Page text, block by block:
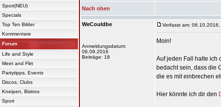
Sport(NEU)
Specials
Top Ten Bilder
Kommentare
Forum
Life and Style
Meet and Flirt
Partytipps, Events
Discos, Clubs
Kneipen, Bistros
Sport
Nach oben
WeCouldbe
Anmeldungsdatum:
06.09.2016
Beiträge: 18
Verfasst am:
Moin!
Auf jeden Fall halte ich
bedacht sein, dass die
die es mit einbrechen
Hier könnte ich dir den